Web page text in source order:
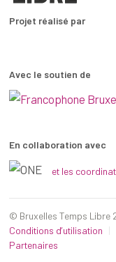
Projet réalisé par
Avec le soutien de
En collaboration avec
et les
© Bruxelles Temps Libre
Conditions d’utilisation
Partenaires